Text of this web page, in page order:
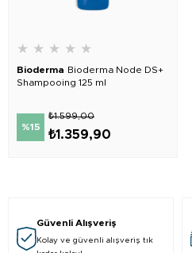
★ ★ ★ ★ ★
Bioderma Bioderma Node DS+
Shampooing 125 ml
%15
₺1.359,90
₺1.599,00
Güvenli Alışveriş
Kolay ve güvenli alışveriş tık